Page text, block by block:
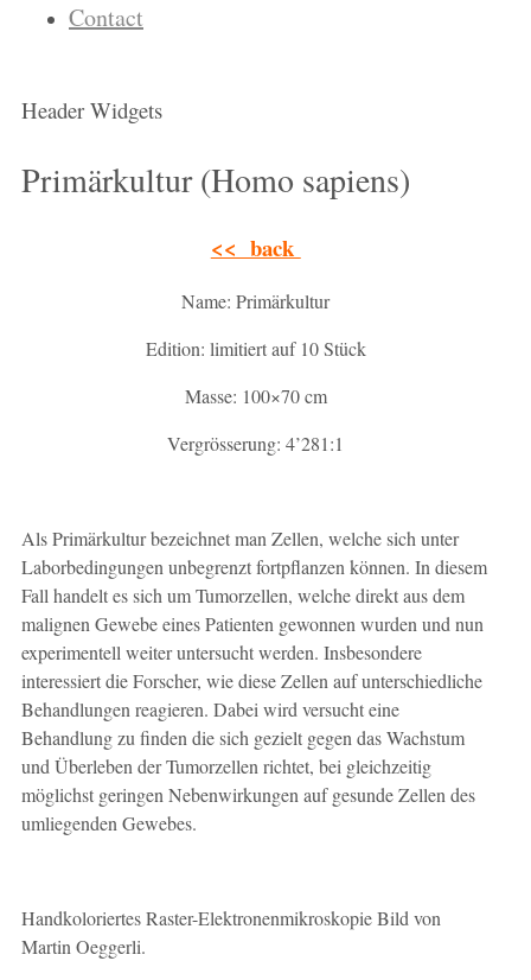
Contact
Header Widgets
Primärkultur (Homo sapiens)
<< back
Name: Primärkultur
Edition: limitiert auf 10 Stück
Masse: 100×70 cm
Vergrösserung: 4’281:1
Als Primärkultur bezeichnet man Zellen, welche sich unter
Laborbedingungen unbegrenzt fortpflanzen können. In diesem
Fall handelt es sich um Tumorzellen, welche direkt aus dem
malignen Gewebe eines Patienten gewonnen wurden und nun
experimentell weiter untersucht werden. Insbesondere
interessiert die Forscher, wie diese Zellen auf unterschiedliche
Behandlungen reagieren. Dabei wird versucht eine
Behandlung zu finden die sich gezielt gegen das Wachstum
und Überleben der Tumorzellen richtet, bei gleichzeitig
möglichst geringen Nebenwirkungen auf gesunde Zellen des
umliegenden Gewebes.
Handkoloriertes Raster-Elektronenmikroskopie Bild von
Martin Oeggerli.